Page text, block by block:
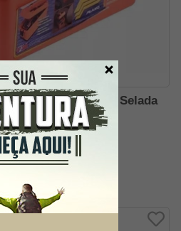
50 Multi Utilidades Selada